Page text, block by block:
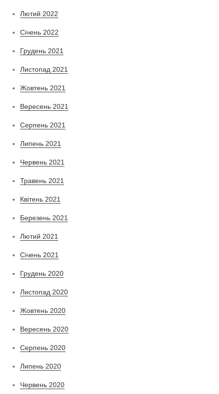
Лютий 2022
Січень 2022
Грудень 2021
Листопад 2021
Жовтень 2021
Вересень 2021
Серпень 2021
Липень 2021
Червень 2021
Травень 2021
Квітень 2021
Березень 2021
Лютий 2021
Січень 2021
Грудень 2020
Листопад 2020
Жовтень 2020
Вересень 2020
Серпень 2020
Липень 2020
Червень 2020